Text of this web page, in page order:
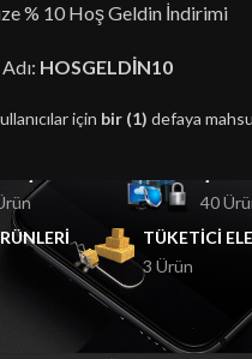
% 10 Hoş Geldin İndirimi
HOSGELDİN10
için bir (1) defaya
HAKKIMIZDAİLETIŞIM
40
TÜKETICI
3 Ürün
Ürünler “medical” olarak